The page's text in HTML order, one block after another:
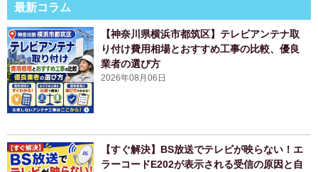
最新コラム
【神奈川県横浜市都筑区】テレビアンテナ取
り付け費用相場とおすすめ工事の比較、優良
業者の選び方
2026年08月06日
【すぐ解決】BS放送でテレビが映らない！エ
ラーコードE202が表示される受信の原因と自